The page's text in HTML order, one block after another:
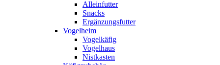
Alleinfutter
Snacks
Ergänzungsfutter
Vogelheim
Vogelkäfig
Vogelhaus
Nistkasten